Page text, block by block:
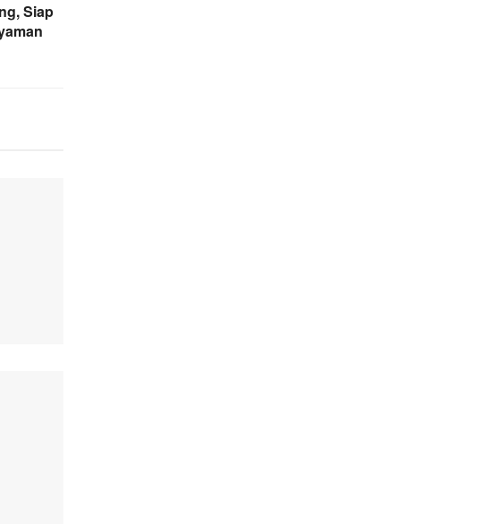
Siap